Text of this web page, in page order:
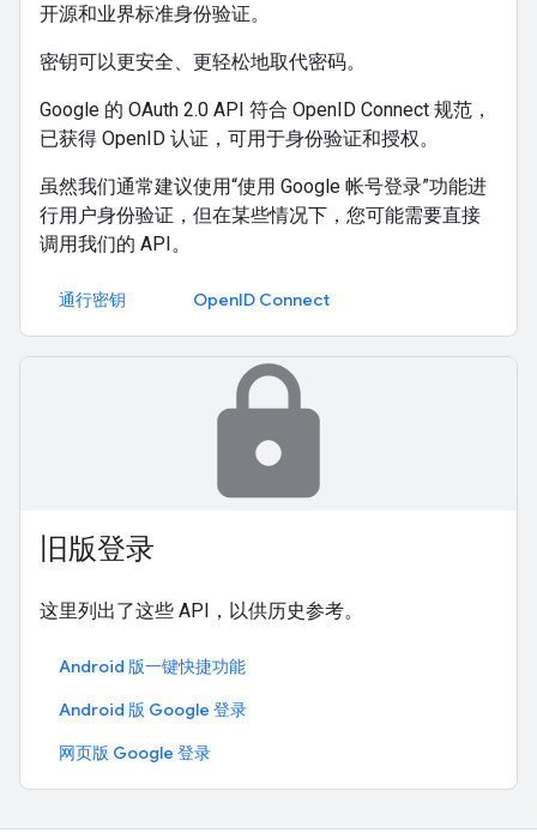
开源和业界标准身份验证。
密钥可以更安全、更轻松地取代密码。
Google 的 OAuth 2.0 API 符合 OpenID Connect 规范，
已获得 OpenID 认证，可用于身份验证和授权。
虽然我们通常建议使用“使用 Google 帐号登录”功能进
行用户身份验证，但在某些情况下，您可能需要直接
调用我们的 API。
通行密钥 OpenID Connect
lock
旧版登录
这里列出了这些 API，以供历史参考。
Android 版一键快捷功能
Android 版 Google 登录
网页版 Google 登录